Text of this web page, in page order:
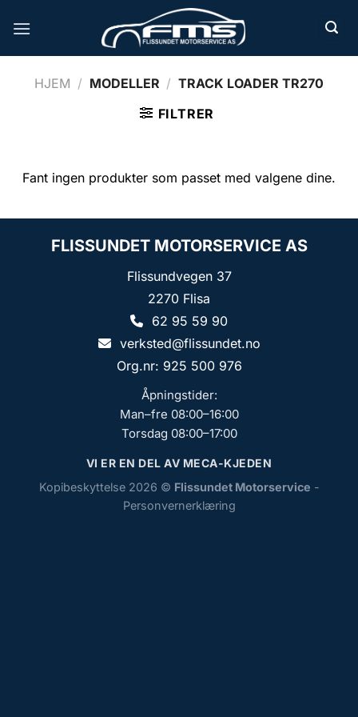
HJEM / MODELLER / TRACK LOADER TR270
FILTRER
Fant ingen produkter som passet med valgene dine.
FLISSUNDET MOTORSERVICE AS
Flissundvegen 37
2270 Flisa
62 95 59 90
verksted@flissundet.no
Org.nr: 925 500 976
Åpningstider:
Man–fre 08:00–16:00
Torsdag 08:00–17:00
VI ER EN DEL AV MECA-KJEDEN
Kopibeskyttelse 2026 © Flissundet Motorservice -
Personvernerklæring